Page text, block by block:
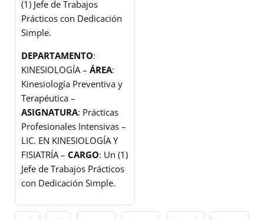
(1) Jefe de Trabajos
Prácticos con Dedicación
Simple.
DEPARTAMENTO:
KINESIOLOGÍA – ÁREA:
Kinesiología Preventiva y
Terapéutica –
ASIGNATURA: Prácticas
Profesionales Intensivas –
LIC. EN KINESIOLOGÍA Y
FISIATRÍA – CARGO: Un (1)
Jefe de Trabajos Prácticos
con Dedicación Simple.